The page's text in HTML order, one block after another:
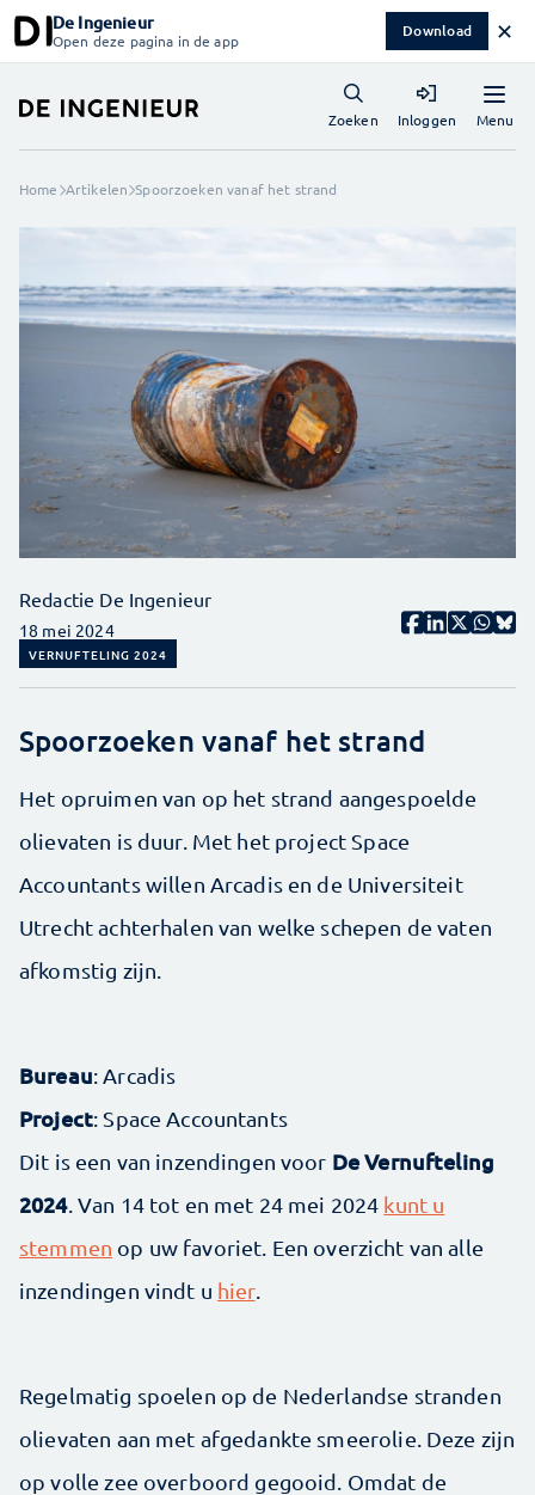
De Ingenieur
Open deze pagina in de app Download ✕
Menu
Zoeken Inloggen
Home Artikelen Spoorzoeken vanaf het strand
Redactie De Ingenieur
18 mei 2024
VERNUFTELING 2024
Spoorzoeken vanaf het strand
Het opruimen van op het strand aangespoelde
olievaten is duur. Met het project Space
Accountants willen Arcadis en de Universiteit
Utrecht achterhalen van welke schepen de vaten
afkomstig zijn.
Bureau: Arcadis
Project: Space Accountants
Dit is een van inzendingen voor De Vernufteling
2024. Van 14 tot en met 24 mei 2024 kunt u
stemmen op uw favoriet. Een overzicht van alle
inzendingen vindt u hier.
Regelmatig spoelen op de Nederlandse stranden
olievaten aan met afgedankte smeerolie. Deze zijn
op volle zee overboord gegooid. Omdat de